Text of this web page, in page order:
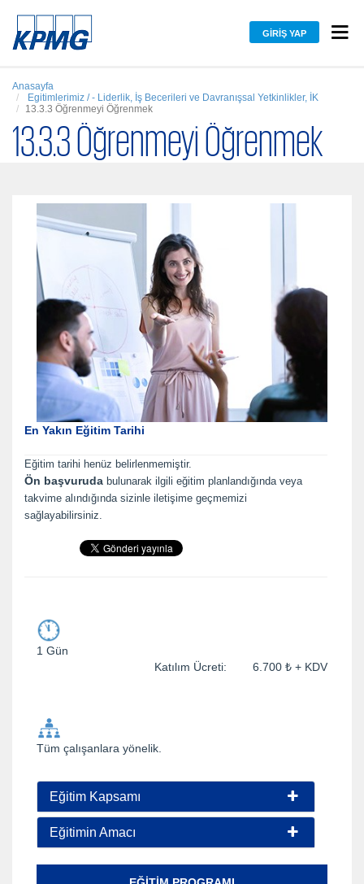
GIRIŞ YAP
Anasayfa
Egitimlerimiz / - Liderlik, İş Becerileri ve Davranışsal Yetkinlikler, İK
13.3.3 Öğrenmeyi Öğrenmek
13.3.3 Öğrenmeyi Öğrenmek
En Yakın Eğitim Tarihi
Eğitim tarihi henüz belirlenmemiştir.
Ön başvuruda bulunarak ilgili eğitim planlandığında veya
takvime alındığında sizinle iletişime geçmemizi
sağlayabilirsiniz.
1 Gün
Katılım Ücreti: 6.700 ₺ + KDV
Tüm çalışanlara yönelik.
Eğitim Kapsamı
Eğitimin Amacı